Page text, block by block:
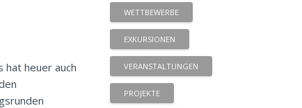
hat heuer auch
WETTBEWERBE
EXKURSIONEN
VERANSTALTUNGEN
PROJEKTE